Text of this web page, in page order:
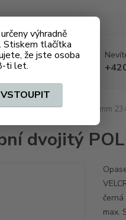
výhradně
Stiskem tlačítka
že jste osoba
ti let.
VSTOUPIT
Hledat
služební dvojitý POLICE 50 mm
dvojitý
max.